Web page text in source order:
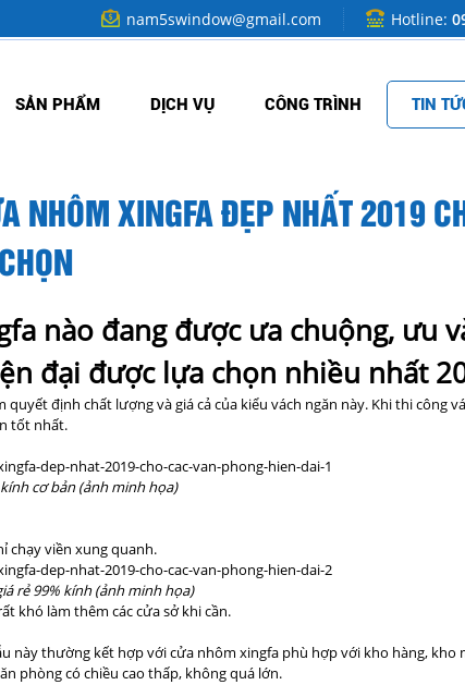
nam5swindow@gmail.com Hotline:
SẢN PHẨM DỊCH VỤ CÔNG TRÌNH TIN
NHÔM XINGFA ĐẸP NHẤT 2019
nào đang được ưa chuộng, ưu
đại được lựa chọn nhiều nhất
định chất lượng và giá cả của kiểu vách ngăn này. Khi thi công
tốt nhất.
cơ bản (ảnh minh họa)
chạy viền xung quanh.
rẻ 99% kính (ảnh minh họa)
khó làm thêm các cửa sở khi cần.
này thường kết hợp với cửa nhôm xingfa phù hợp với kho hàng, kho
phòng có chiều cao thấp, không quá lớn.